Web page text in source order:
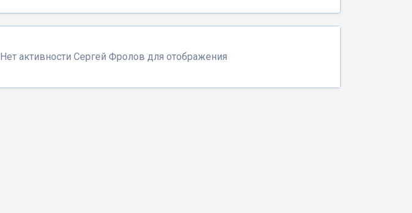
Нет активности Сергей Фролов для отображения